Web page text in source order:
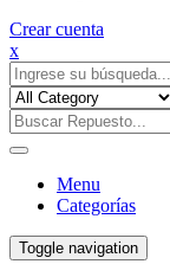
Crear cuenta
x
Menu
Categorías
Toggle navigation